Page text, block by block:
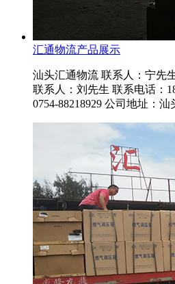
汇通物流产品展示
汕头汇通物流 联系人：宁先
联系人：刘先生 联系电话：
0754-88218929 公司地址：